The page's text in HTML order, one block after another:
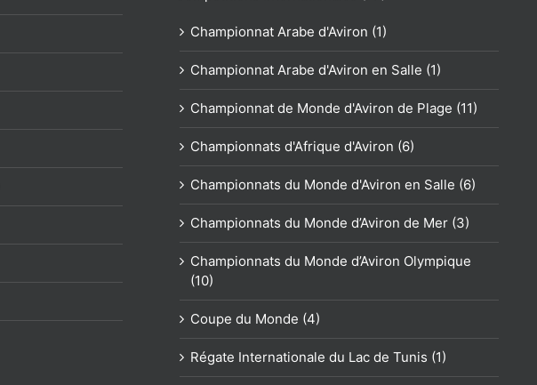
Championnat Arabe d'Aviron (1)
Championnat Arabe d'Aviron en Salle (1)
Championnat de Monde d'Aviron de Plage (11)
Championnats d'Afrique d'Aviron (6)
Championnats du Monde d'Aviron en Salle (6)
Championnats du Monde d’Aviron de Mer (3)
Championnats du Monde d’Aviron Olympique
(10)
Coupe du Monde (4)
Régate Internationale du Lac de Tunis (1)